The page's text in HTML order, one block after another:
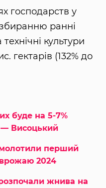
господарств у
ранні
культури
гектарів (132% до
буде на 5-7%
Висоцький
перший
2024
розпочали жнива на